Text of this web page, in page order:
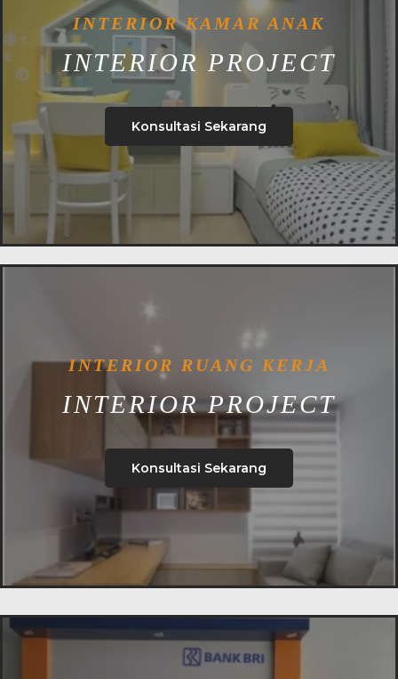
INTERIOR KAMAR ANAK
INTERIOR PROJECT
Konsultasi Sekarang
INTERIOR RUANG KERJA
INTERIOR PROJECT
Konsultasi Sekarang